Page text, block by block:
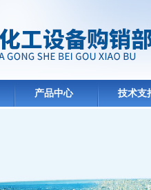
产品中心 技术支